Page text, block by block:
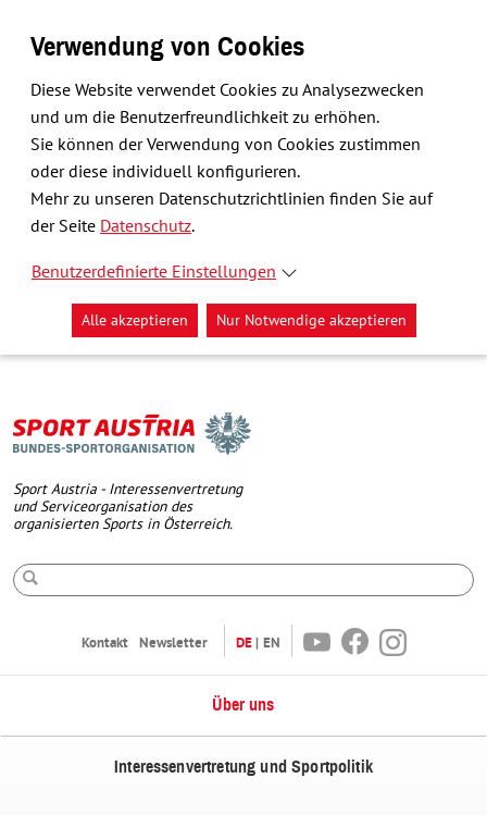
Verwendung von Cookies
Diese Website verwendet Cookies zu Analysezwecken
und um die Benutzerfreundlichkeit zu erhöhen.
Sie können der Verwendung von Cookies zustimmen
oder diese individuell konfigurieren.
Mehr zu unseren Datenschutzrichtlinien finden Sie auf
der Seite Datenschutz.
Benutzerdefinierte Einstellungen
Alle akzeptieren Nur Notwendige akzeptieren
Sport Austria - Interessenvertretung
und Serviceorganisation des
organisierten Sports in Österreich.
Kontakt Newsletter DE EN YoutubeFacebookInstagram
Über uns
Interessenvertretung und Sportpolitik